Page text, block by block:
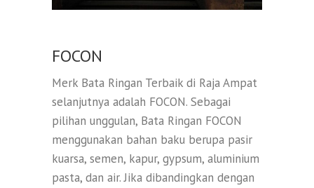
FOCON
Merk Bata Ringan Terbaik di Raja Ampat
selanjutnya adalah FOCON. Sebagai
pilihan unggulan, Bata Ringan FOCON
menggunakan bahan baku berupa pasir
kuarsa, semen, kapur, gypsum, aluminium
pasta, dan air. Jika dibandingkan dengan